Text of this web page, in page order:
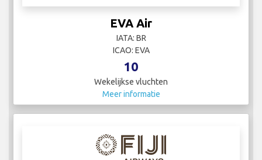
EVA Air
IATA: BR
ICAO: EVA
10
Wekelijkse vluchten
Meer informatie